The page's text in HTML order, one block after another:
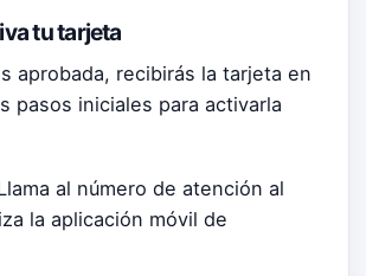
tu tarjeta
aprobada, recibirás la tarjeta en
pasos iniciales para activarla
al número de atención al
la aplicación móvil de